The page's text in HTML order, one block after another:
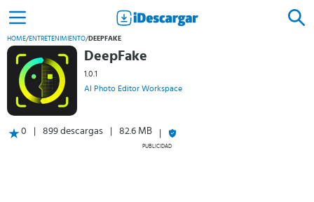
HOME/ENTRETENIMIENTO/ DEEPFAKE
DeepFake
1.0.1
AI Photo Editor Workspace
0 899 descargas 82.6 MB
PUBLICIDAD